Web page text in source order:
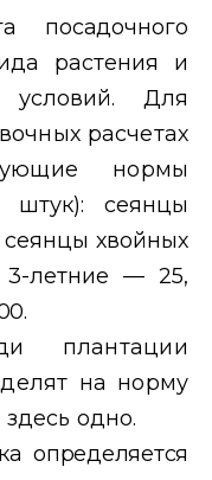
растения и
условий. Для
расчетах
нормы
штук): сеянцы
хвойных
летние — 25,
плантации
на норму
здесь одно.
определяется